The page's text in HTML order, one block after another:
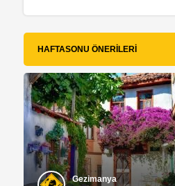
HAFTASONU ÖNERILERI
Gezimanya